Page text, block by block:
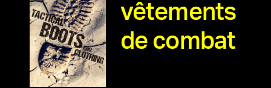
vêtements
de combat